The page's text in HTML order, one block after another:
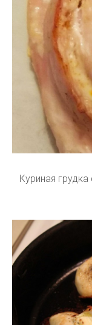
Куриная